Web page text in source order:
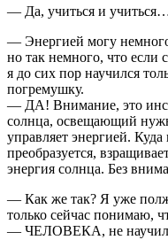
— Да, учиться и
— Энергией могу
но так немного, что если
я до сих пор научился
погремушку.
— ДА! Внимание, это
солнца, освещающий
управляет энергией.
преобразуется,
энергия солнца. Без
— Как же так? Я уже
только сейчас понимаю,
— ЧЕЛОВЕКА, не